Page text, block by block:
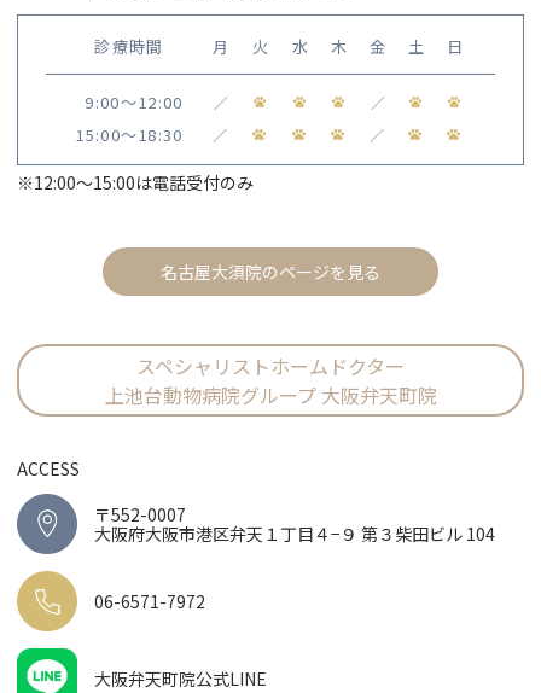
診療時間 月 火 水 木 金 土 日
9:00〜12:00 ／ ／
15:00〜18:30 ／ ／
※12:00〜15:00は電話受付のみ
名古屋大須院のページを見る
スペシャリストホームドクター
上池台動物病院グループ 大阪弁天町院
ACCESS
〒552-0007
大阪府大阪市港区弁天１丁目４−９ 第３柴田ビル 104
06-6571-7972
大阪弁天町院公式LINE